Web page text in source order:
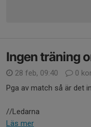
Ingen träning
28 feb, 09:40
0
Pga av match så är det
//Ledarna
Läs mer